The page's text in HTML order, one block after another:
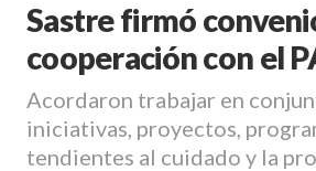
Sastre firmó
cooperación con el
Acordaron trabajar en
iniciativas, proyectos,
tendientes al cuidado y la